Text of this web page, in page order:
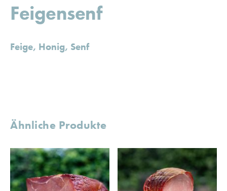
Feigensenf
Feige, Honig, Senf
Ähnliche Produkte